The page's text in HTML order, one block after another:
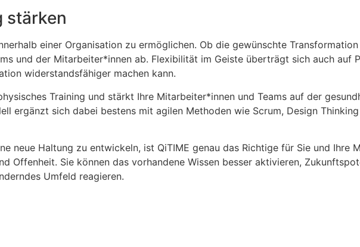
stärken
einer Organisation zu ermöglichen. Ob die gewünschte
und der Mitarbeiter*innen ab. Flexibilität im Geiste überträgt sich auch auf
widerstandsfähiger machen kann.
Training und stärkt Ihre Mitarbeiter*innen und Teams auf der
ergänzt sich dabei bestens mit agilen Methoden wie Scrum, Design
neue Haltung zu entwickeln, ist QiTIME genau das Richtige für Sie und Ihre
Offenheit. Sie können das vorhandene Wissen besser aktivieren,
Umfeld reagieren.